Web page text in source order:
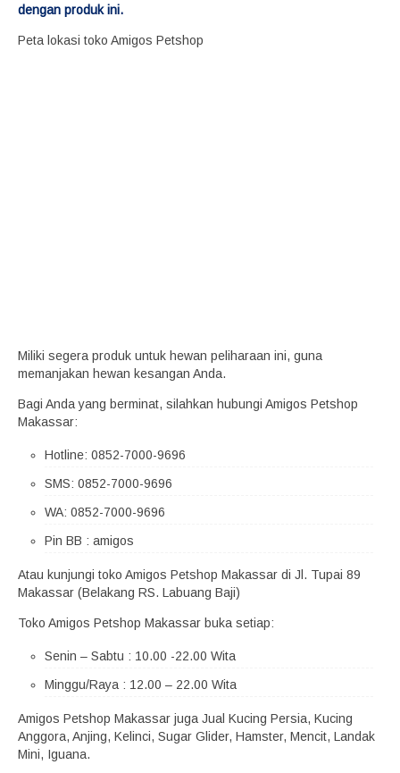
dengan produk ini.
Peta lokasi toko Amigos Petshop
Miliki segera produk untuk hewan peliharaan ini, guna
memanjakan hewan kesangan Anda.
Bagi Anda yang berminat, silahkan hubungi Amigos Petshop
Makassar:
Hotline: 0852-7000-9696
SMS: 0852-7000-9696
WA: 0852-7000-9696
Pin BB : amigos
Atau kunjungi toko Amigos Petshop Makassar di Jl. Tupai 89
Makassar (Belakang RS. Labuang Baji)
Toko Amigos Petshop Makassar buka setiap:
Senin – Sabtu : 10.00 -22.00 Wita
Minggu/Raya : 12.00 – 22.00 Wita
Amigos Petshop Makassar juga Jual Kucing Persia, Kucing
Anggora, Anjing, Kelinci, Sugar Glider, Hamster, Mencit, Landak
Mini, Iguana.